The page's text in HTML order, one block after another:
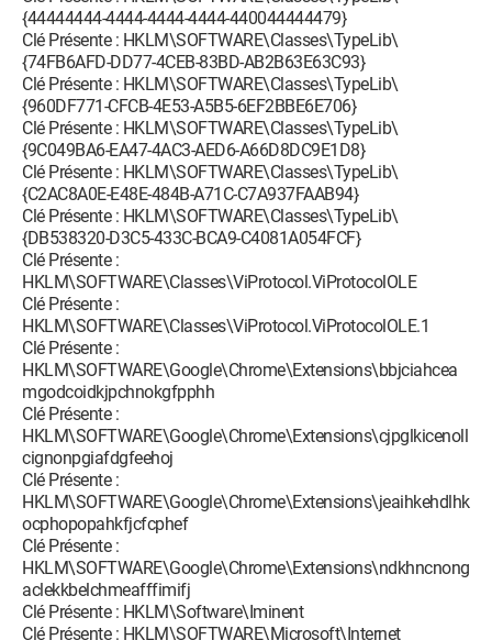
{44444444-4444-4444-4444-440044444479}
Clé Présente : HKLM\SOFTWARE\Classes\TypeLib\
{74FB6AFD-DD77-4CEB-83BD-AB2B63E63C93}
Clé Présente : HKLM\SOFTWARE\Classes\TypeLib\
{960DF771-CFCB-4E53-A5B5-6EF2BBE6E706}
Clé Présente : HKLM\SOFTWARE\Classes\TypeLib\
{9C049BA6-EA47-4AC3-AED6-A66D8DC9E1D8}
Clé Présente : HKLM\SOFTWARE\Classes\TypeLib\
{C2AC8A0E-E48E-484B-A71C-C7A937FAAB94}
Clé Présente : HKLM\SOFTWARE\Classes\TypeLib\
{DB538320-D3C5-433C-BCA9-C4081A054FCF}
Clé Présente :
HKLM\SOFTWARE\Classes\ViProtocol.ViProtocolOLE
Clé Présente :
HKLM\SOFTWARE\Classes\ViProtocol.ViProtocolOLE.1
Clé Présente :
HKLM\SOFTWARE\Google\Chrome\Extensions\bbjciahcea
mgodcoidkjpchnokgfpphh
Clé Présente :
HKLM\SOFTWARE\Google\Chrome\Extensions\cjpglkicenoll
cignonpgiafdgfeehoj
Clé Présente :
HKLM\SOFTWARE\Google\Chrome\Extensions\jeaihkehdlhk
ocphopopahkfjcfcphef
Clé Présente :
HKLM\SOFTWARE\Google\Chrome\Extensions\ndkhncnong
aclekkbelchmeafffimifj
Clé Présente : HKLM\Software\Iminent
Clé Présente : HKLM\SOFTWARE\Microsoft\Internet